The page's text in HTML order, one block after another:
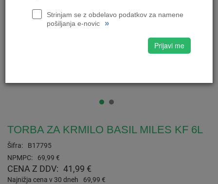
Strinjam se z obdelavo podatkov za namene
pošiljanja e-novic
»
Prijavi me
TORBA ZA KRMILO BASIL MILES KF 6L
Šifra:
B17795
NPMPC:
69,99 €
CENA Z DDV: 41,99 €
Najnižja cena v 30 dneh 69,99 €